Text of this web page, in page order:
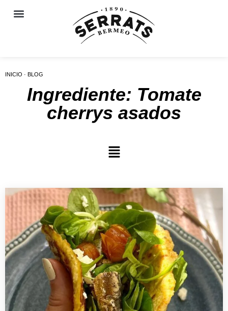
INICIO · BLOG
Ingrediente: Tomate
cherrys asados